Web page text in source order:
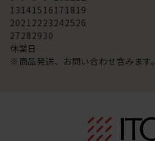
13141516171819
20212223242526
27282930
休業日
※商品発送、お問い合わせ含みます。